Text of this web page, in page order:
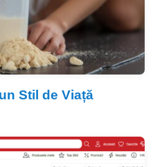
Stil de Viață